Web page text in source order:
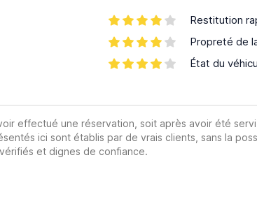
Restitution
Propreté de
État du
effectué une réservation, soit après avoir été
ici sont établis par de vrais clients, sans la
et dignes de confiance.